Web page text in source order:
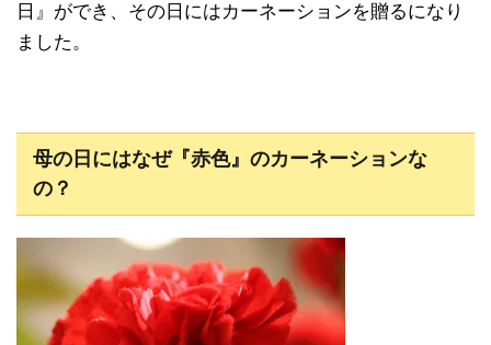
日』ができ、その日にはカーネーションを贈るになり
ました。
母の日にはなぜ『赤色』のカーネーションな
の？